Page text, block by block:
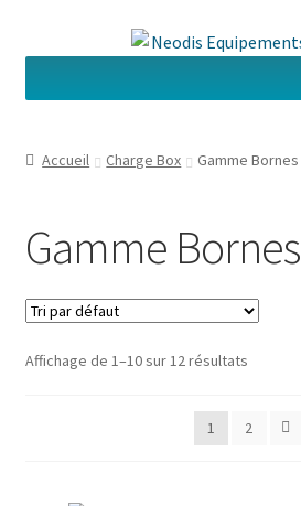
la
contenu
Accueil Charge Box Gamme Bornes
Gamme Bornes
Affichage de 1–10 sur 12 résultats
1 2